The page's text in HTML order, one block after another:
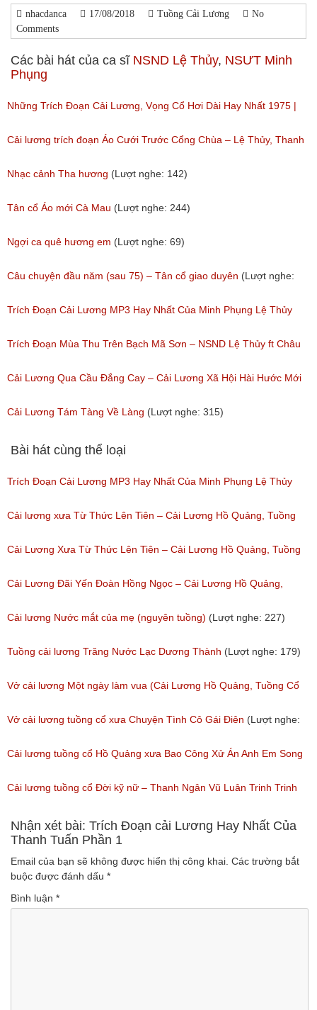
nhacdanca 17/08/2018 Tuồng Cải Lương
No
Comments
Các bài hát của ca sĩ NSND Lệ Thủy, NSƯT Minh
Phụng
Những Trích Đoạn Cải Lương, Vọng Cổ Hơi Dài Hay Nhất 1975 |
Cải Lương Tấn Tài, Lệ Thủy, Minh Phụng
(Lượt nghe: 511)
Cải lương trích đoạn Áo Cưới Trước Cổng Chùa – Lệ Thủy, Thanh
Nguyệt
(Lượt nghe: 540)
Nhạc cảnh Tha hương (Lượt nghe: 142)
Tân cổ Áo mới Cà Mau (Lượt nghe: 244)
Ngợi ca quê hương em (Lượt nghe: 69)
Câu chuyện đầu năm (sau 75) – Tân cổ giao duyên (Lượt nghe:
557)
Trích Đoạn Cải Lương MP3 Hay Nhất Của Minh Phụng Lệ Thủy
Phần 1
(Lượt nghe: 11,533)
Trích Đoạn Mùa Thu Trên Bạch Mã Sơn – NSND Lệ Thủy ft Châu
Thanh, Tô Châu, Chí Bảo
(Lượt nghe: 719)
Cải Lương Qua Cầu Đắng Cay – Cải Lương Xã Hội Hài Hước Mới
Hay
(Lượt nghe: 399)
Cải Lương Tám Tàng Về Làng (Lượt nghe: 315)
Bài hát cùng thể loại
Trích Đoạn Cải Lương MP3 Hay Nhất Của Minh Phụng Lệ Thủy
Phần 1
(Lượt nghe: 11,533)
Cải lương xưa Từ Thức Lên Tiên – Cải Lương Hồ Quảng, Tuồng
Cổ
(Lượt nghe: 258)
Cải Lương Xưa Từ Thức Lên Tiên – Cải Lương Hồ Quảng, Tuồng
Cổ
(Lượt nghe: 505)
Cải Lương Đãi Yến Đoàn Hồng Ngọc – Cải Lương Hồ Quảng,
Tuồng Cổ
(Lượt nghe: 243)
Cải lương Nước mắt của mẹ (nguyên tuồng) (Lượt nghe: 227)
Tuồng cải lương Trăng Nước Lạc Dương Thành (Lượt nghe: 179)
Vở cải lương Một ngày làm vua (Cải Lương Hồ Quảng, Tuồng Cổ
Xưa)
(Lượt nghe: 216)
Vở cải lương tuồng cổ xưa Chuyện Tình Cô Gái Điên (Lượt nghe:
146)
Cải lương tuồng cổ Hồ Quảng xưa Bao Công Xử Án Anh Em Song
Sinh
(Lượt nghe: 228)
Cải lương tuồng cổ Đời kỹ nữ – Thanh Ngân Vũ Luân Trinh Trinh
Cải Lương Hồ Quảng
(Lượt nghe: 157)
Nhận xét bài: Trích Đoạn cải Lương Hay Nhất Của
Thanh Tuấn Phần 1
Email của bạn sẽ không được hiển thị công khai. Các trường bắt
buộc được đánh dấu *
Bình luận *